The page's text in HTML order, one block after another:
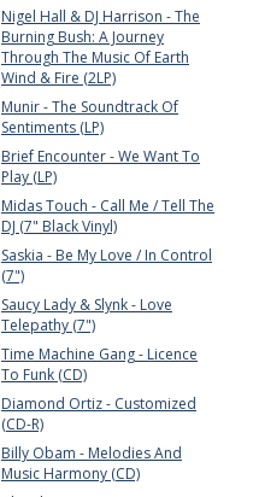
Nigel Hall & DJ Harrison - The
Burning Bush: A Journey
Through The Music Of Earth
Wind & Fire (2LP)
Munir - The Soundtrack Of
Sentiments (LP)
Brief Encounter - We Want To
Play (LP)
Midas Touch - Call Me / Tell The
DJ (7" Black Vinyl)
Saskia - Be My Love / In Control
(7")
Saucy Lady & Slynk - Love
Telepathy (7")
Time Machine Gang - Licence
To Funk (CD)
Diamond Ortiz - Customized
(CD-R)
Billy Obam - Melodies And
Music Harmony (CD)